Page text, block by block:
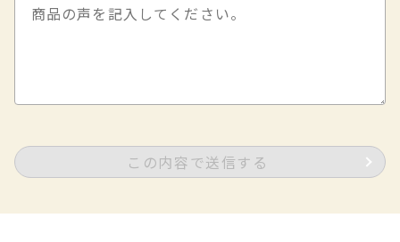
この内容で送信する